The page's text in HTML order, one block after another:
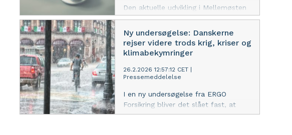
nyhed og lancerer
sundhedsforsikringer i Danmark.
Den aktuelle udvikling i Mellemøsten
har store menneskelige konsekvenser
både for rejsende og lokale. ERGO
Forsikring (tidligere Europæiske
Rejseforsikring) følger situationen tæt
ekstraordinær dækning ud over de
almindelige forsikringsbetingelser for
berørte kunder. Dækningen gælder,
indtil en forsvarlig hjemrejse er mulig.
Ny undersøgelse: Danskerne
rejser videre trods krig, kriser og
klimabekymringer
26.2.2026 12:57:12 CET
Pressemeddelelse
I en ny undersøgelse fra ERGO
Forsikring bliver det slået fast, at
hverken den globale verdenssituation